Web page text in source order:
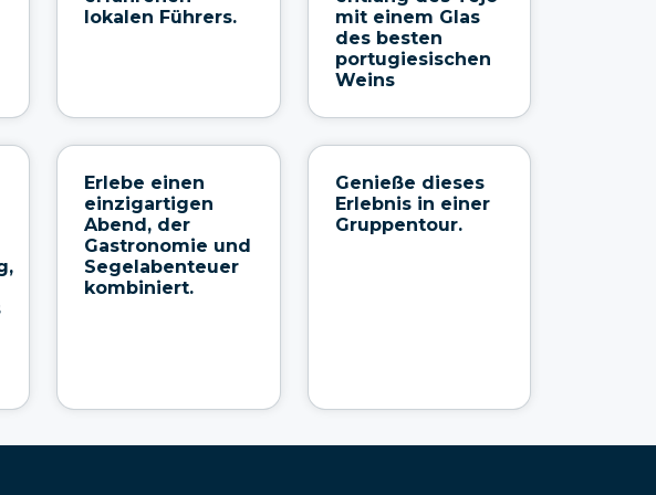
lokalen Führers.
mit einem Glas
des besten
portugiesischen
Weins
Erlebe einen
einzigartigen
Abend, der
Gastronomie und
Segelabenteuer
kombiniert.
Genieße dieses
Erlebnis in einer
Gruppentour.